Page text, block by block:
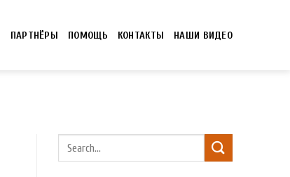
ПАРТНЁРЫ ПОМОЩЬ КОНТАКТЫ НАШИ ВИДЕО